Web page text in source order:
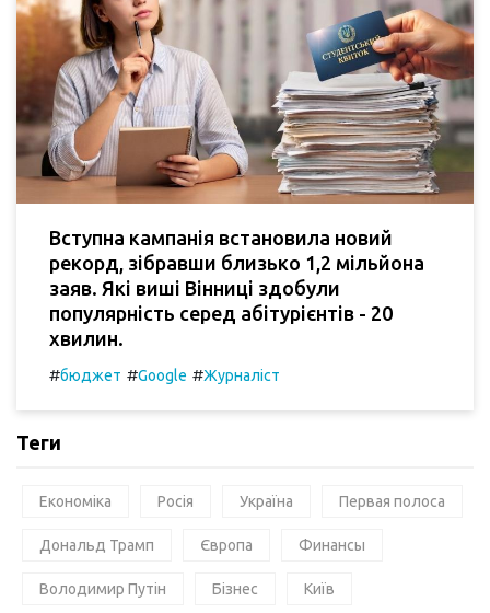
Вступна кампанія встановила новий
рекорд, зібравши близько 1,2 мільйона
заяв. Які виші Вінниці здобули
популярність серед абітурієнтів - 20
хвилин.
#бюджет #Google #Журналіст
Теги
Економіка Росія Україна Первая полоса
Дональд Трамп Європа Финансы
Володимир Путін Бізнес Київ